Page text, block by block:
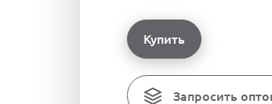
Купить
Запросить